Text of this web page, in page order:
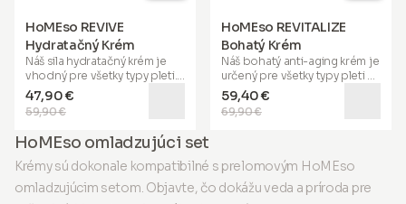
HoMEso REVIVE
Hydratačný Krém
Náš sila hydratačný krém je
vhodný pre všetky typy pleti.
Jeho špeciálna formula
pomáha hlboko hydratovať
vašu pokožku, upokojuje,
znižuje začervenanie a
poskytuje 72-hodinovú
hydratáciu. Obohatený o
sonifikovanú kyselinu
hyalurónovú, sacharidový
59,90 €
47,90 €
HoMEso REVITALIZE
Bohatý Krém
Náš bohatý anti-aging krém je
určený pre všetky typy pleti a
je obzvlášť prospešný pre
zrelú, suchú a podráždenú
pokožku
proti vráskam. Môže byť
použitý samostatne, ako
denný alebo nočný krém,
69,90 €
59,40 €
HoMEso omladzujúci set
Krémy sú dokonale kompatibilné s prelomovým HoMEso
omladzujúcim setom. Objavte, čo dokážu veda a príroda pre